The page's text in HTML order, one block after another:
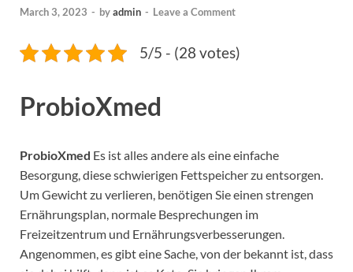
March 3, 2023 - byadmin - Leave a Comment
5/5 - (28 votes)
ProbioXmed
ProbioXmed Es ist alles andere als eine einfache
Besorgung, diese schwierigen Fettspeicher zu entsorgen.
Um Gewicht zu verlieren, benötigen Sie einen strengen
Ernährungsplan, normale Besprechungen im
Freizeitzentrum und Ernährungsverbesserungen.
Angenommen, es gibt eine Sache, von der bekannt ist, dass